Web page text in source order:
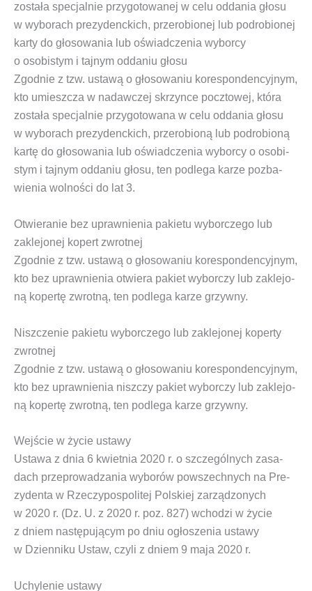
została specjalnie przygotowanej w celu oddania głosu
w wyborach prezydenckich, przerobionej lub podrobionej
karty do głosowania lub oświadczenia wyborcy
o osobistym i tajnym oddaniu głosu
Zgod­nie z tzw. usta­wą o gło­so­wa­niu kore­spon­den­cyj­nym,
kto umiesz­cza w nadaw­czej skrzyn­ce pocz­to­wej, któ­ra
zosta­ła spe­cjal­nie przy­go­to­wa­na w celu odda­nia gło­su
w wybo­rach pre­zy­denc­kich, prze­ro­bio­ną lub pod­ro­bio­ną
kar­tę do gło­so­wa­nia lub oświad­cze­nia wybor­cy o oso­bi­
stym i taj­nym odda­niu gło­su, ten pod­le­ga karze pozba­
wie­nia wol­no­ści do lat 3.
Otwieranie bez uprawnienia pakietu wyborczego lub
zaklejonej kopert zwrotnej
Zgod­nie z tzw. usta­wą o gło­so­wa­niu kore­spon­den­cyj­nym,
kto bez upraw­nie­nia otwie­ra pakiet wybor­czy lub zakle­jo­
ną koper­tę zwrot­ną, ten pod­le­ga karze grzywny.
Niszczenie pakietu wyborczego lub zaklejonej koperty
zwrotnej
Zgod­nie z tzw. usta­wą o gło­so­wa­niu kore­spon­den­cyj­nym,
kto bez upraw­nie­nia nisz­czy pakiet wybor­czy lub zakle­jo­
ną koper­tę zwrot­ną, ten pod­le­ga karze grzywny.
Wejście w życie ustawy
Usta­wa z dnia 6 kwiet­nia 2020 r. o szcze­gól­nych zasa­
dach prze­pro­wa­dza­nia wybo­rów powszech­nych na Pre­
zy­den­ta w Rze­czy­po­spo­li­tej Pol­skiej zarzą­dzo­nych
w 2020 r. (Dz. U. z 2020 r. poz. 827) wcho­dzi w życie
z dniem nastę­pu­ją­cym po dniu ogło­sze­nia usta­wy
w Dzien­ni­ku Ustaw, czy­li z dniem 9 maja 2020 r.
Uchylenie ustawy